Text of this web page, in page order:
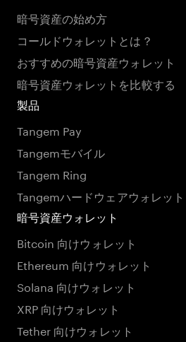
暗号資産の始め方
コールドウォレットとは？
おすすめの暗号資産ウォレット
暗号資産ウォレットを比較する
製品
Tangem Pay
Tangemモバイル
Tangem Ring
Tangemハードウェアウォレット
暗号資産ウォレット
Bitcoin 向けウォレット
Ethereum 向けウォレット
Solana 向けウォレット
XRP 向けウォレット
Tether 向けウォレット